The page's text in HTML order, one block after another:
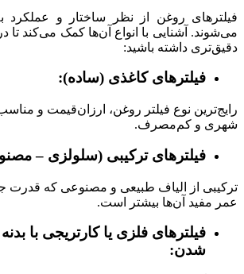
فیلترهای روغن از نظر ساختار و عملکرد
می‌شوند. آشنایی با انواع آن‌ها کمک می‌کند تا
دقیق‌تری داشته باشید:
فیلترهای کاغذی (ساده):
رایج‌ترین نوع فیلتر روغن، ارزان‌قیمت و
شهری و کم‌مصرف.
فیلترهای ترکیبی (سلولزی –
ترکیبی از الیاف طبیعی و مصنوعی که قدرت
عمر مفید آن‌ها بیشتر است.
فیلترهای فلزی یا کارتریجی با
شدن: